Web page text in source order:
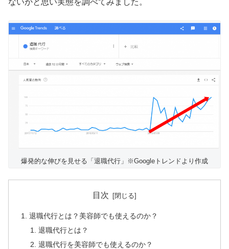
爆発的な伸びを見せる「退職代行」※Googleトレンドより作成
目次
退職代行とは？美容師でも使えるのか？
退職代行とは？
退職代行を美容師でも使えるのか？